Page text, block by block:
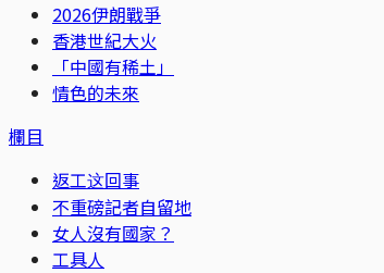
2026伊朗戰爭
香港世紀大火
「中國有稀土」
情色的未來
欄目
返工这回事
不重磅記者自留地
女人沒有國家？
工具人